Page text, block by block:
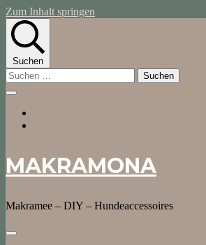
Zum Inhalt springen
Suchen
Suchen
nach:
MAKRAMONA
Makramee – DIY – Hundeaccessoires